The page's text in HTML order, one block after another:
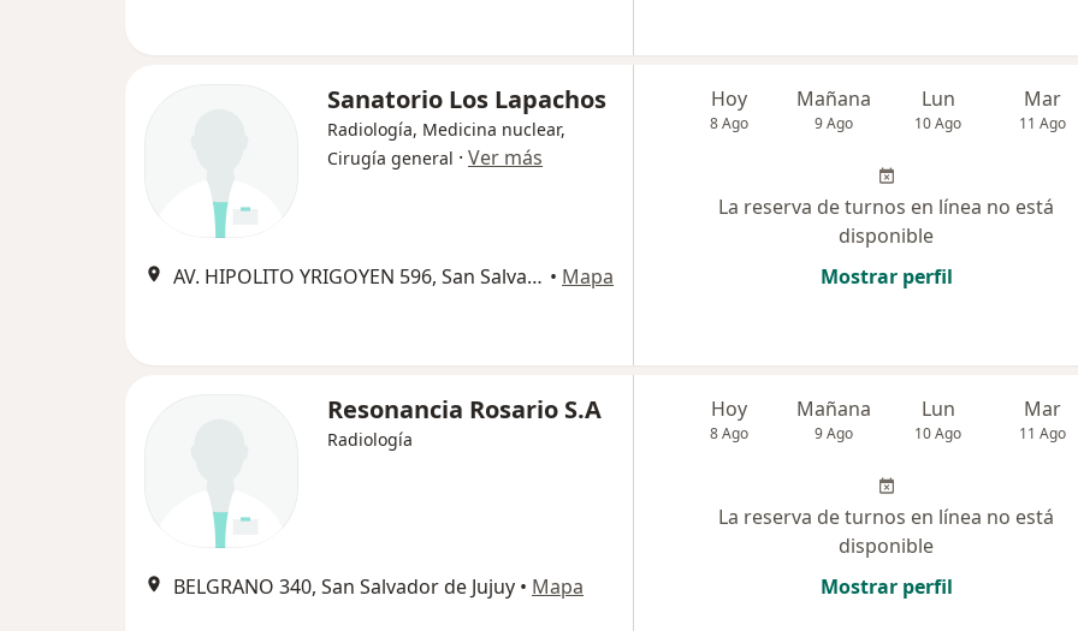
Sanatorio Los Lapachos
Radiología, Medicina nuclear,
Cirugía general · Ver más
AV. HIPOLITO YRIGOYEN 596, San Salvador de Jujuy • Mapa
Hoy
8 Ago
Mañana
9 Ago
Lun
10 Ago
Mar
11 Ago
La reserva de turnos en línea no está
disponible
Mostrar perfil
Resonancia Rosario S.A
Radiología
BELGRANO 340, San Salvador de Jujuy • Mapa
Hoy
8 Ago
Mañana
9 Ago
Lun
10 Ago
Mar
11 Ago
La reserva de turnos en línea no está
disponible
Mostrar perfil